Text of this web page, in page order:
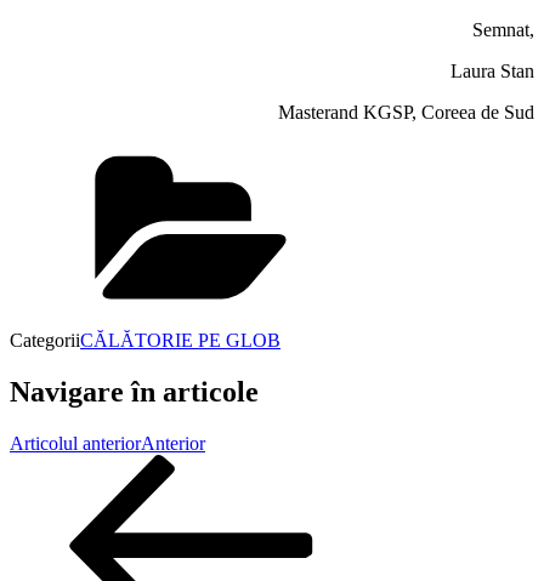
Semnat,
Laura Stan
Masterand KGSP, Coreea de Sud
CategoriiCĂLĂTORIE PE GLOB
Navigare în articole
Articolul anteriorAnterior